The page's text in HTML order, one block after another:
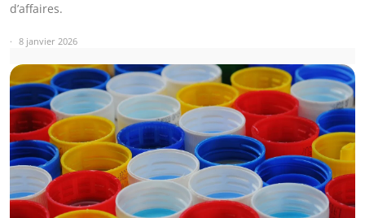
d’affaires.
8 janvier 2026